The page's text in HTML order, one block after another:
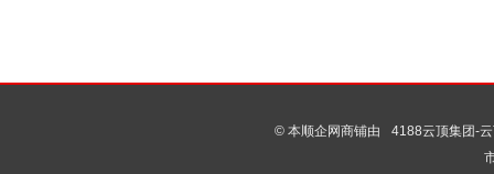
© 本顺企网商铺由
4188云顶集团-